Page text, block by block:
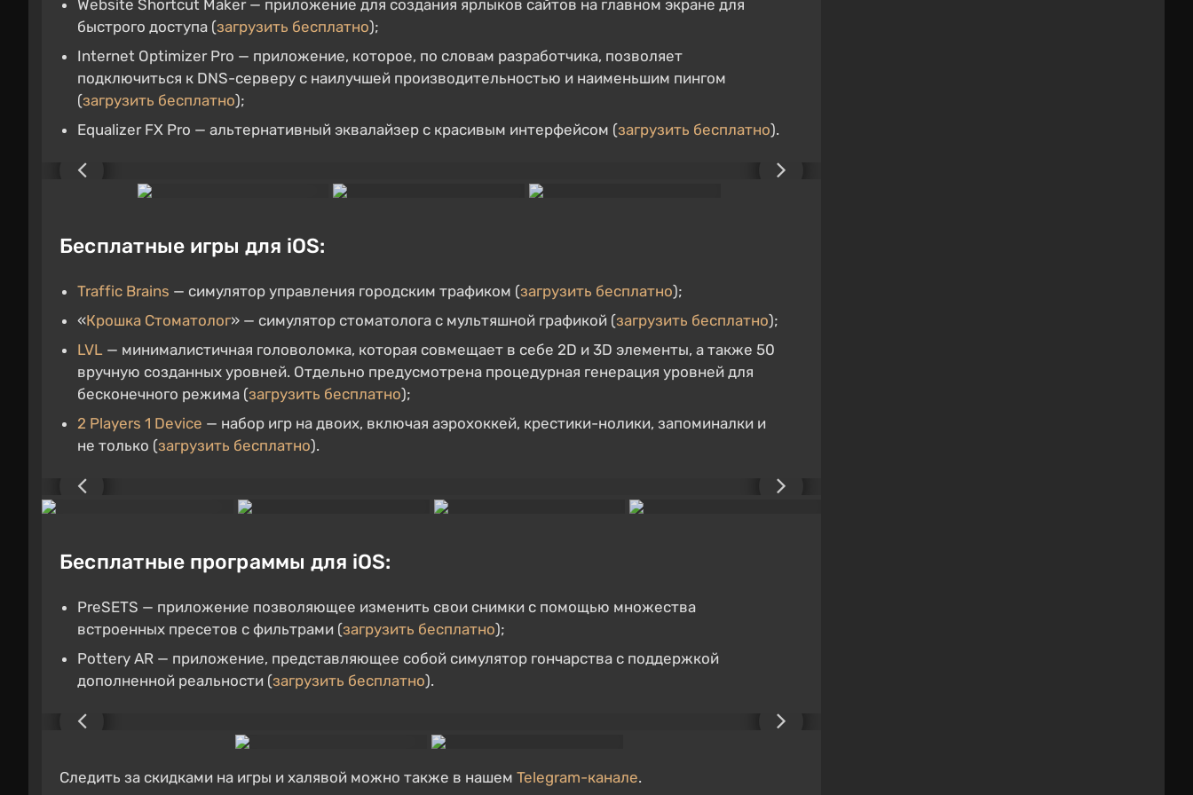
Website Shortcut Maker — приложение для создания ярлыков сайтов на главном экране для
быстрого доступа (загрузить бесплатно);
Internet Optimizer Pro — приложение, которое, по словам разработчика, позволяет
подключиться к DNS-серверу с наилучшей производительностью и наименьшим пингом
(загрузить бесплатно);
Equalizer FX Pro — альтернативный эквалайзер с красивым интерфейсом (загрузить бесплатно).
Бесплатные игры для iOS:
Traffic Brains — симулятор управления городским трафиком (загрузить бесплатно);
«Крошка Стоматолог» — симулятор стоматолога с мультяшной графикой (загрузить бесплатно);
LVL — минималистичная головоломка, которая совмещает в себе 2D и 3D элементы, а также 50
вручную созданных уровней. Отдельно предусмотрена процедурная генерация уровней для
бесконечного режима (загрузить бесплатно);
2 Players 1 Device — набор игр на двоих, включая аэрохоккей, крестики-нолики, запоминалки и
не только (загрузить бесплатно).
Бесплатные программы для iOS:
PreSETS — приложение позволяющее изменить свои снимки с помощью множества
встроенных пресетов с фильтрами (загрузить бесплатно);
Pottery AR — приложение, представляющее собой симулятор гончарства с поддержкой
дополненной реальности (загрузить бесплатно).
Следить за скидками на игры и халявой можно также в нашем Telegram-канале.